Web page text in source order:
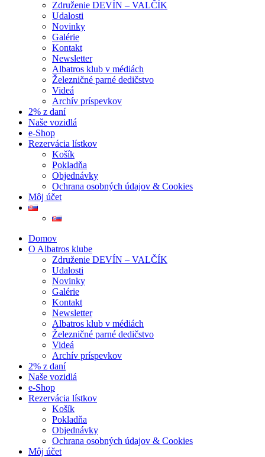
Združenie DEVÍN – VALČÍK
Udalosti
Novinky
Galérie
Kontakt
Newsletter
Albatros klub v médiách
Železničné parné dedičstvo
Videá
Archív príspevkov
2% z daní
Naše vozidlá
e-Shop
Rezervácia lístkov
Košík
Pokladňa
Objednávky
Ochrana osobných údajov & Cookies
Môj účet
Domov
O Albatros klube
Združenie DEVÍN – VALČÍK
Udalosti
Novinky
Galérie
Kontakt
Newsletter
Albatros klub v médiách
Železničné parné dedičstvo
Videá
Archív príspevkov
2% z daní
Naše vozidlá
e-Shop
Rezervácia lístkov
Košík
Pokladňa
Objednávky
Ochrana osobných údajov & Cookies
Môj účet